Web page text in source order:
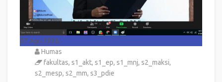
07 Agu 2026
Humas
fakultas, s1_akt, s1_ep, s1_mnj, s2_maksi,
s2_mesp, s2_mm, s3_pdie